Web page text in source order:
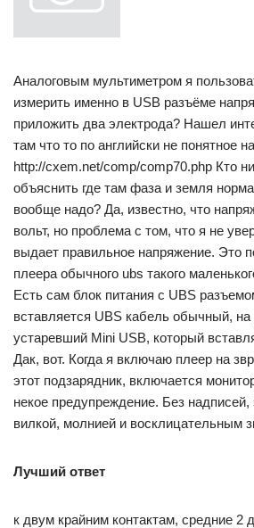
Аналоговым мультиметром я
измерить именно в USB разъёме
приложить два электрода? Нашел
там что то по английски не понятное
http://cxem.net/comp/comp70.php Кто
объяснить где там фаза и земля
вообще надо? Да, известно, что
вольт, но проблема с том, что я не
выдает правильное напряжение. Это
плеера обычного ubs такого
Есть сам блок питания с UBS
вставляется UBS кабель обычный, на
устаревший Mini USB, который
Дак, вот. Когда я включаю плеер на
этот подзарядник, включается
некое предупреждение. Без надписей,
вилкой, молнией и восклицательным
Лучший ответ
к двум крайним контактам, средние 2